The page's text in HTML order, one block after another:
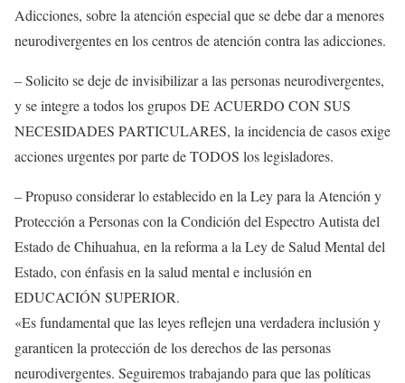
Adicciones, sobre la atención especial que se debe dar a menores
neurodivergentes en los centros de atención contra las adicciones.
– Solicito se deje de invisibilizar a las personas neurodivergentes,
y se integre a todos los grupos DE ACUERDO CON SUS
NECESIDADES PARTICULARES, la incidencia de casos exige
acciones urgentes por parte de TODOS los legisladores.
– Propuso considerar lo establecido en la Ley para la Atención y
Protección a Personas con la Condición del Espectro Autista del
Estado de Chihuahua, en la reforma a la Ley de Salud Mental del
Estado, con énfasis en la salud mental e inclusión en
EDUCACIÓN SUPERIOR.
«Es fundamental que las leyes reflejen una verdadera inclusión y
garanticen la protección de los derechos de las personas
neurodivergentes. Seguiremos trabajando para que las políticas